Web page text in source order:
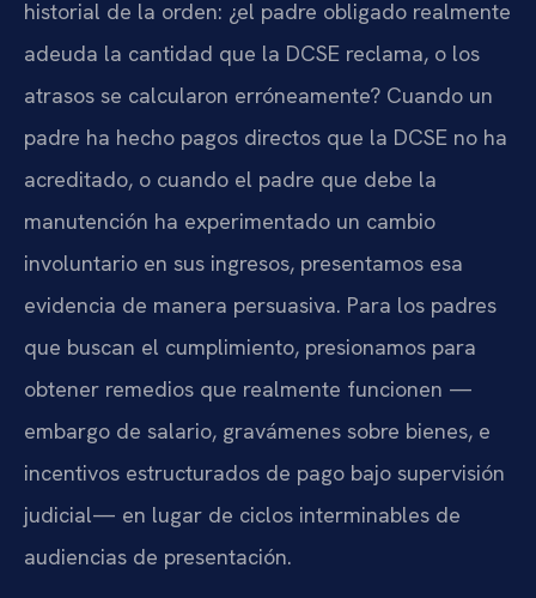
historial de la orden: ¿el padre obligado realmente
adeuda la cantidad que la DCSE reclama, o los
atrasos se calcularon erróneamente? Cuando un
padre ha hecho pagos directos que la DCSE no ha
acreditado, o cuando el padre que debe la
manutención ha experimentado un cambio
involuntario en sus ingresos, presentamos esa
evidencia de manera persuasiva. Para los padres
que buscan el cumplimiento, presionamos para
obtener remedios que realmente funcionen —
embargo de salario, gravámenes sobre bienes, e
incentivos estructurados de pago bajo supervisión
judicial— en lugar de ciclos interminables de
audiencias de presentación.